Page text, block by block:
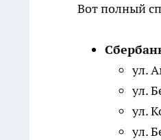
Вот полный
ул.
ул.
ул.
ул.